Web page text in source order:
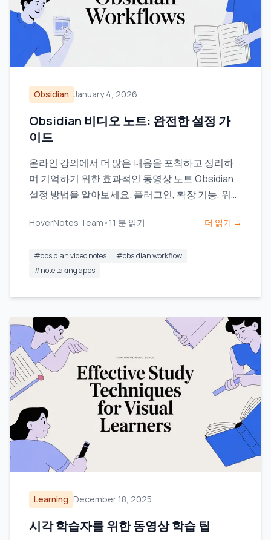
Obsidian January 4, 2026
Obsidian 비디오 노트: 완전한 설정 가
이드
온라인 강의에서 더 많은 내용을 포착하고 정리하
며 기억하기 위한 효과적인 동영상 노트 Obsidian
설정 방법을 알아보세요. 플러그인, 확장 기능, 워크
HoverNotes Team • 11 분 읽기 더 읽기 →
#obsidian video notes #obsidian workflow
#note taking apps
Learning December 18, 2025
시각 학습자를 위한 동영상 학습 팁